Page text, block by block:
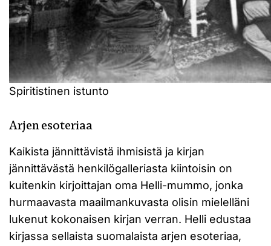
Spiritistinen istunto
Arjen esoteriaa
Kaikista jännittävistä ihmisistä ja kirjan
jännittävästä henkilögalleriasta kiintoisin on
kuitenkin kirjoittajan oma Helli-mummo, jonka
hurmaavasta maailmankuvasta olisin mielelläni
lukenut kokonaisen kirjan verran. Helli edustaa
kirjassa sellaista suomalaista arjen esoteriaa,